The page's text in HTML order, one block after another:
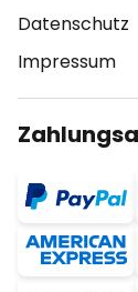
Datenschutz
Impressum